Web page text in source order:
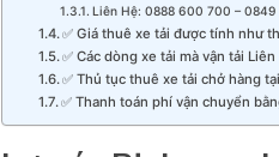
Liên Hệ: 0888 600 700 –
✅ Giá thuê xe tải được tính như
✅ Các dòng xe tải mà vận tải
✅ Thủ tục thuê xe tải chở hàng
✅ Thanh toán phí vận chuyển